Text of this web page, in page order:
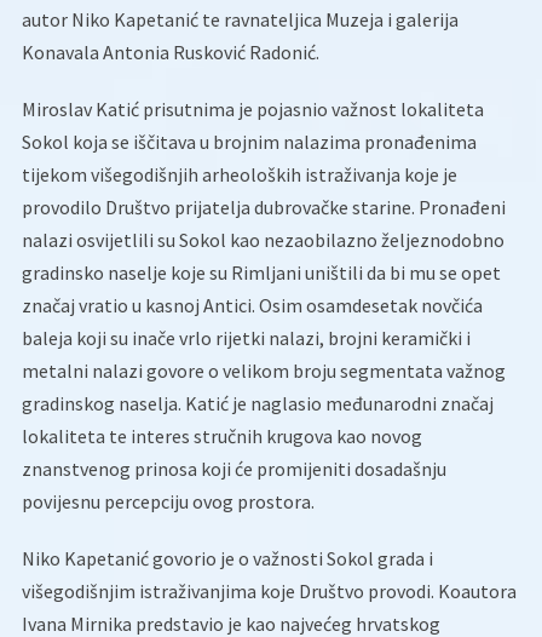
autor Niko Kapetanić te ravnateljica Muzeja i galerija
Konavala Antonia Rusković Radonić.
Miroslav Katić prisutnima je pojasnio važnost lokaliteta
Sokol koja se iščitava u brojnim nalazima pronađenima
tijekom višegodišnjih arheoloških istraživanja koje je
provodilo Društvo prijatelja dubrovačke starine. Pronađeni
nalazi osvijetlili su Sokol kao nezaobilazno željeznodobno
gradinsko naselje koje su Rimljani uništili da bi mu se opet
značaj vratio u kasnoj Antici. Osim osamdesetak novčića
baleja koji su inače vrlo rijetki nalazi, brojni keramički i
metalni nalazi govore o velikom broju segmentata važnog
gradinskog naselja. Katić je naglasio međunarodni značaj
lokaliteta te interes stručnih krugova kao novog
znanstvenog prinosa koji će promijeniti dosadašnju
povijesnu percepciju ovog prostora.
Niko Kapetanić govorio je o važnosti Sokol grada i
višegodišnjim istraživanjima koje Društvo provodi. Koautora
Ivana Mirnika predstavio je kao najvećeg hrvatskog